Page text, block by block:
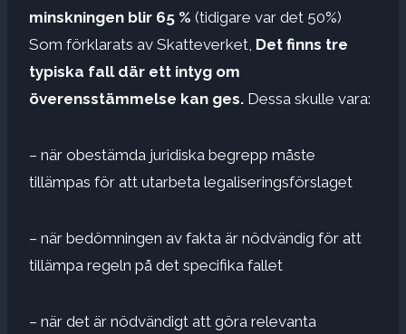
minskningen blir 65 % (tidigare var det 50%)
Som förklarats av Skatteverket, Det finns tre
typiska fall där ett intyg om
överensstämmelse kan ges. Dessa skulle vara:
– när obestämda juridiska begrepp måste
tillämpas för att utarbeta legaliseringsförslaget
– när bedömningen av fakta är nödvändig för att
tillämpa regeln på det specifika fallet
– när det är nödvändigt att göra relevanta